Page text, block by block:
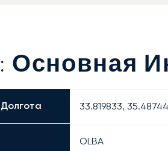
Основная
33.819833,
OLBA